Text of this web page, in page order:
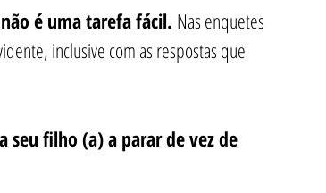
não é uma tarefa fácil. Nas enquetes
inclusive com as respostas que
seu filho (a) a parar de vez de